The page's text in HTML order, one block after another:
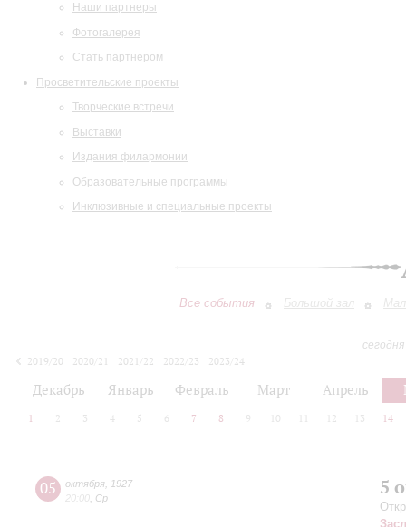
Наши партнеры
Фотогалерея
Стать партнером
Просветительские проекты
Творческие встречи
Выставки
Издания филармонии
Образовательные программы
Инклюзивные и специальные проекты
Все события Большой зал
2019/20
2020/21 2021/22 2022/23
2023/24
Декабрь Январь Февраль Март Апрель
1 2 3 4 5 6 7 8 9 10 12 13 14
05 октября
1927
20:00 Ср 5